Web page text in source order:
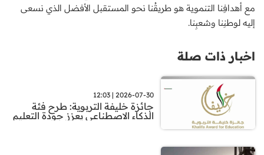
مع أهدافِنا التنموية هو طريقُنا نحو المستقبل الأفضل الذي نسعى
إليه لوطنِنا وشعبِنا.
اخبار ذات صلة
2026-07-30 | 12:03
جائزة خليفة التربوية: طرح فئة
الذكاء الاصطناعي يعزز جودة التعليم